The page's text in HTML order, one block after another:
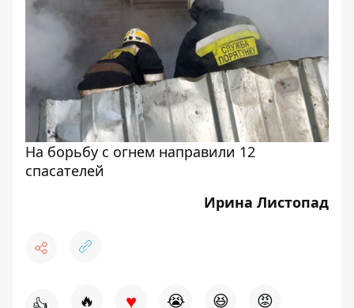
На борьбу с огнем направили 12
спасателей
Ирина Листопад
🔥 ♥ 😭 😆 😡